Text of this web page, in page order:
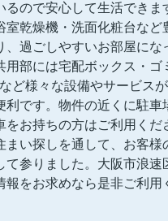
るので安心して生活できま
室乾燥機・洗面化粧台など
、過ごしやすいお部屋にな
用部には宅配ボックス・ゴ
ど様々な設備やサービス
利です。物件の近くに駐車
をお持ちの方はご利用くだ
まい探しを通して、お客様
て参りました。大阪市浪速
報をお求めなら是非ご利用